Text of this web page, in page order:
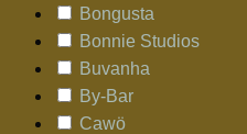
Bongusta
Bonnie Studios
Buvanha
By-Bar
Cawö